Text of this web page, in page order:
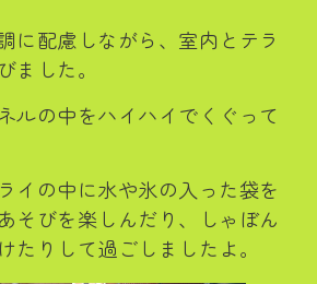
に配慮しながら、室内とテラ
ました。
ルの中をハイハイでくぐって
イの中に水や氷の入った袋を
そびを楽しんだり、しゃぼん
たりして過ごしましたよ。